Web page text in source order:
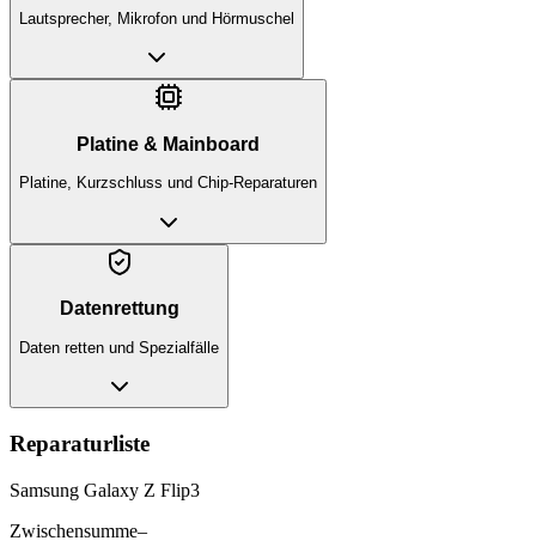
Lautsprecher, Mikrofon und Hörmuschel
Platine & Mainboard
Platine, Kurzschluss und Chip-Reparaturen
Datenrettung
Daten retten und Spezialfälle
Reparaturliste
Samsung Galaxy Z Flip3
Zwischensumme–